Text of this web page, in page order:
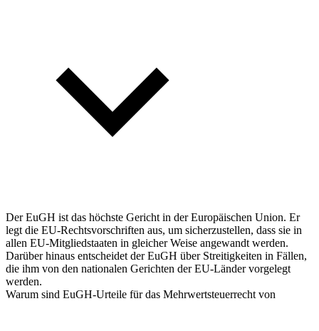
Der EuGH ist das höchste Gericht in der Europäischen Union. Er
legt die EU-Rechtsvorschriften aus, um sicherzustellen, dass sie in
allen EU-Mitgliedstaaten in gleicher Weise angewandt werden.
Darüber hinaus entscheidet der EuGH über Streitigkeiten in Fällen,
die ihm von den nationalen Gerichten der EU-Länder vorgelegt
werden.
Warum sind EuGH-Urteile für das Mehrwertsteuerrecht von